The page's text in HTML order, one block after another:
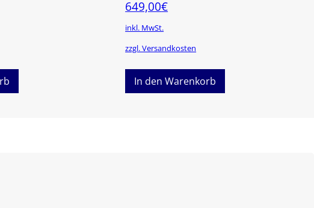
649,00€
inkl. MwSt.
zzgl. Versandkosten
In den Warenkorb